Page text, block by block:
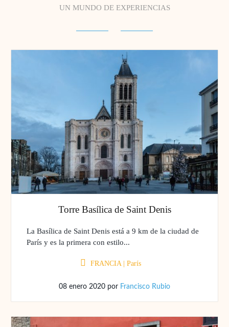
UN MUNDO DE EXPERIENCIAS
Torre Basílica de Saint Denis
La Basílica de Saint Denis está a 9 km de la ciudad de
París y es la primera con estilo...
FRANCIA| París
08 enero 2020 por Francisco Rubio